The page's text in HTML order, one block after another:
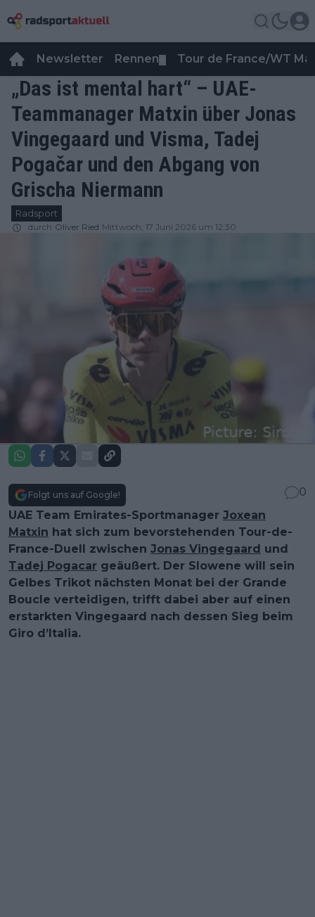
Newsletter Rennen Tour de France/WT
„Das ist mental hart“ – UAE-
Teammanager Matxin über Jonas
Vingegaard und Visma, Tadej
Pogačar und den Abgang von
Grischa Niermann
Radsport
durch Oliver Ried Mittwoch, 17 Juni 2026 um 12:30
Folgt uns auf Google!
0
UAE Team Emirates-Sportmanager Joxean
Matxin hat sich zum bevorstehenden Tour-de-
France-Duell zwischen Jonas Vingegaard und
Tadej Pogacar geäußert. Der Slowene will sein
Gelbes Trikot nächsten Monat bei der Grande
Boucle verteidigen, trifft dabei aber auf einen
erstarkten Vingegaard nach dessen Sieg beim
Giro d’Italia.